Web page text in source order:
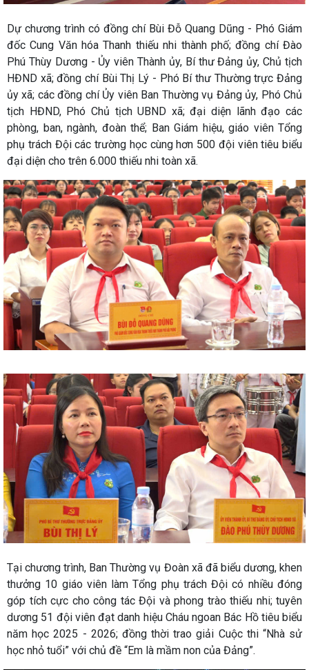
Dự chương trình có đồng chí Bùi Đỗ Quang Dũng - Phó Giám
đốc Cung Văn hóa Thanh thiếu nhi thành phố; đồng chí Đào
Phú Thùy Dương - Ủy viên Thành ủy, Bí thư Đảng ủy, Chủ tịch
HĐND xã; đồng chí Bùi Thị Lý - Phó Bí thư Thường trực Đảng
ủy xã; các đồng chí Ủy viên Ban Thường vụ Đảng ủy, Phó Chủ
tịch HĐND, Phó Chủ tịch UBND xã; đại diện lãnh đạo các
phòng, ban, ngành, đoàn thể; Ban Giám hiệu, giáo viên Tổng
phụ trách Đội các trường học cùng hơn 500 đội viên tiêu biểu
đại diện cho trên 6.000 thiếu nhi toàn xã.
Tại chương trình, Ban Thường vụ Đoàn xã đã biểu dương, khen
thưởng 10 giáo viên làm Tổng phụ trách Đội có nhiều đóng
góp tích cực cho công tác Đội và phong trào thiếu nhi; tuyên
dương 51 đội viên đạt danh hiệu Cháu ngoan Bác Hồ tiêu biểu
năm học 2025 - 2026; đồng thời trao giải Cuộc thi “Nhà sử
học nhỏ tuổi” với chủ đề “Em là mầm non của Đảng”.